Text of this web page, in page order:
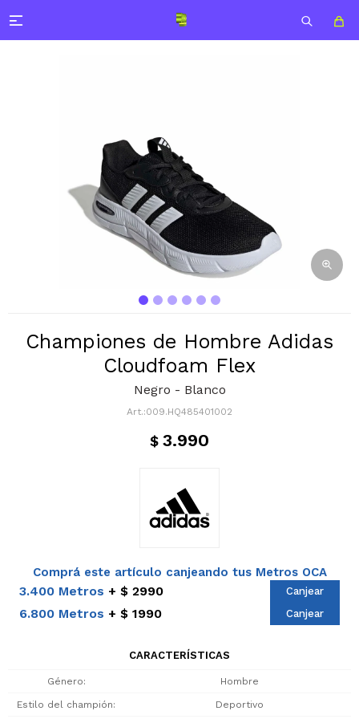

Championes de Hombre Adidas
Cloudfoam Flex
Negro - Blanco
009.HQ485401002
$ 3.990
Comprá este artículo canjeando tus Metros OCA
3.400 Metros $ 2990 Canjear
6.800 Metros $ 1990 Canjear
CARACTERÍSTICAS
Género Hombre
Estilo del champión Deportivo